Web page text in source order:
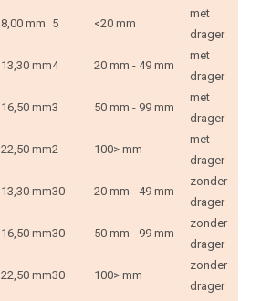
8,00 mm 5 <20 mm
met
drager
13,30 mm4 20 mm - 49 mm
met
drager
16,50 mm3 50 mm - 99 mm
met
drager
22,50 mm2 100> mm
met
drager
13,30 mm30 20 mm - 49 mm
zonder
drager
16,50 mm30 50 mm - 99 mm
zonder
drager
22,50 mm30 100> mm
zonder
drager